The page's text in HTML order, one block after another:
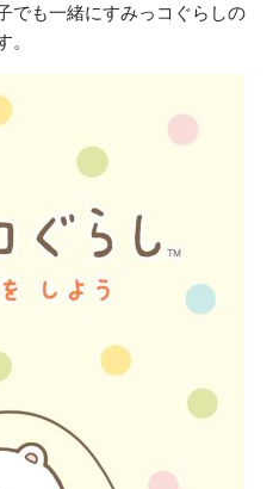
でも一緒にすみっコぐらしの
。